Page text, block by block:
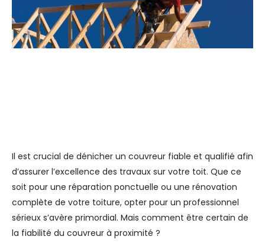
Il est crucial de dénicher un couvreur fiable et qualifié afin
d’assurer l’excellence des travaux sur votre toit. Que ce
soit pour une réparation ponctuelle ou une rénovation
complète de votre toiture, opter pour un professionnel
sérieux s’avère primordial. Mais comment être certain de
la fiabilité du couvreur à proximité ?